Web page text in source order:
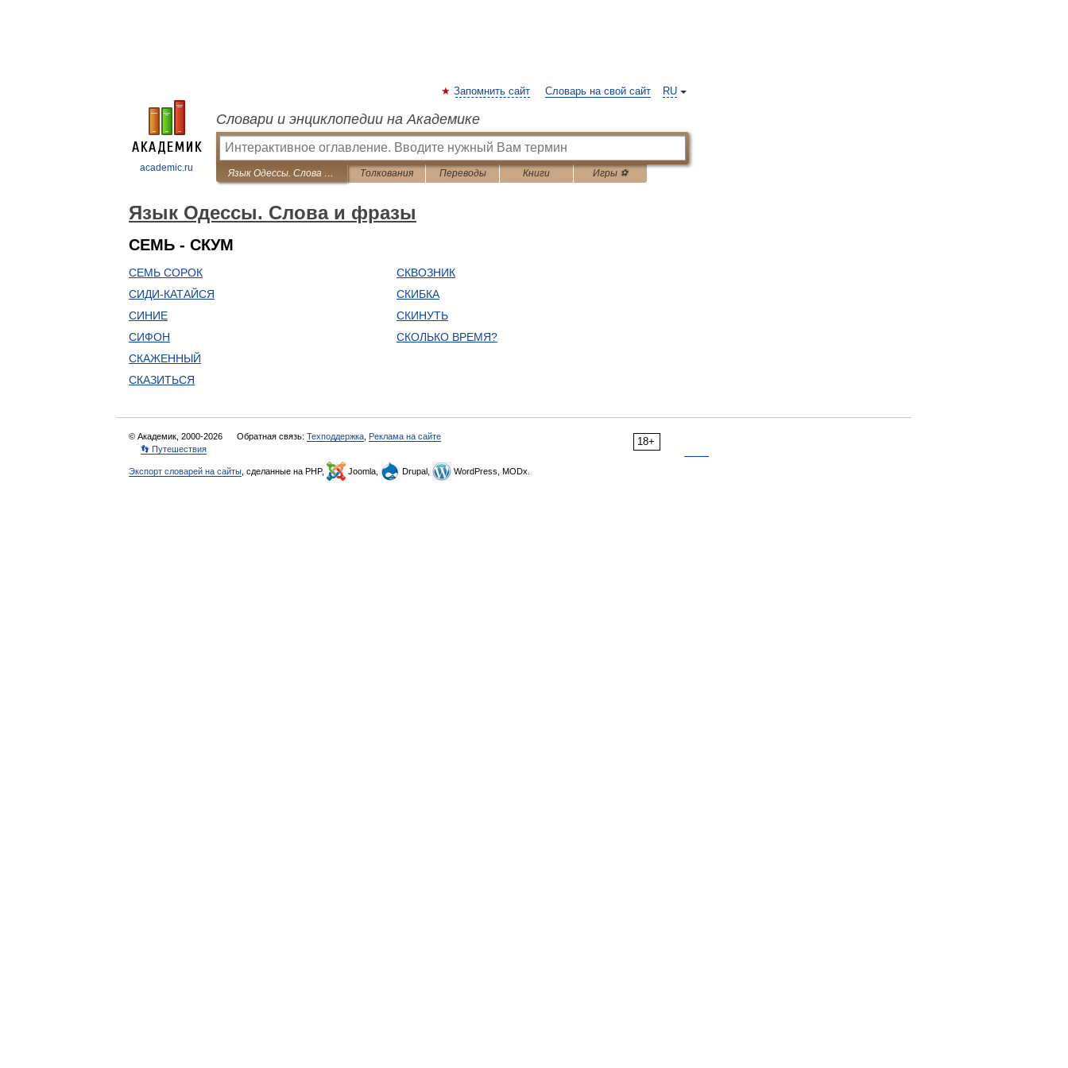
academic.ru
RU
Запомнить сайт Словарь на свой сайт
Словари и энциклопедии на Академике
Язык Одессы. Слова и фразы Толкования Переводы Книги Игры ⚽
Язык Одессы. Слова и фразы
СЕМЬ - СКУМ
СЕМЬ СОРОК
СИДИ-КАТАЙСЯ
СИНИЕ
СИФОН
СКАЖЕННЫЙ
СКАЗИТЬСЯ
СКВОЗНИК
СКИБКА
СКИНУТЬ
СКОЛЬКО ВРЕМЯ?
18+
© Академик, 2000-2026 Обратная связь: Техподдержка Реклама на сайте
👣 Путешествия
Экспорт словарей на сайты , сделанные на PHP, Joomla, Drupal, WordPress, MODx.